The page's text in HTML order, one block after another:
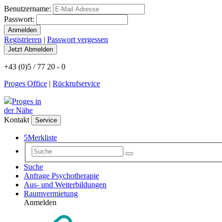
Benutzername:
Passwort:
Registrieren | Passwort vergessen
+43 (0)5 / 77 20 - 0
Proges Office | Rückrufservice
Proges in
der Nähe
Kontakt
Service
5Merkliste
Suche
Anfrage Psychotherapie
Aus- und Weiterbildungen
Raumvermietung
Anmelden